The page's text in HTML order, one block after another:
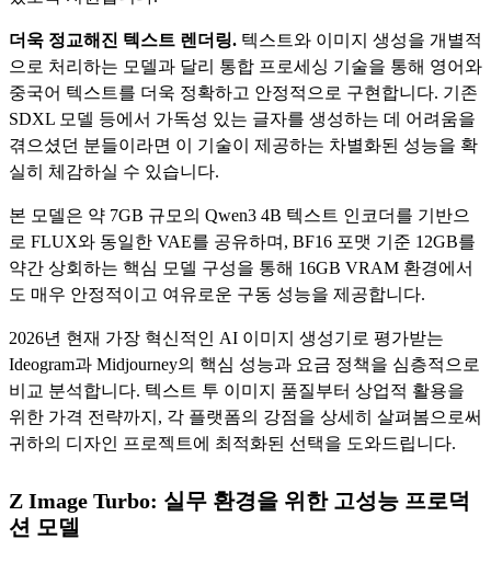
더욱 정교해진 텍스트 렌더링. 텍스트와 이미지 생성을 개별적
으로 처리하는 모델과 달리 통합 프로세싱 기술을 통해 영어와
중국어 텍스트를 더욱 정확하고 안정적으로 구현합니다. 기존
SDXL 모델 등에서 가독성 있는 글자를 생성하는 데 어려움을
겪으셨던 분들이라면 이 기술이 제공하는 차별화된 성능을 확
실히 체감하실 수 있습니다.
본 모델은 약 7GB 규모의 Qwen3 4B 텍스트 인코더를 기반으
로 FLUX와 동일한 VAE를 공유하며, BF16 포맷 기준 12GB를
약간 상회하는 핵심 모델 구성을 통해 16GB VRAM 환경에서
도 매우 안정적이고 여유로운 구동 성능을 제공합니다.
2026년 현재 가장 혁신적인 AI 이미지 생성기로 평가받는
Ideogram과 Midjourney의 핵심 성능과 요금 정책을 심층적으로
비교 분석합니다. 텍스트 투 이미지 품질부터 상업적 활용을
위한 가격 전략까지, 각 플랫폼의 강점을 상세히 살펴봄으로써
귀하의 디자인 프로젝트에 최적화된 선택을 도와드립니다.
Z Image Turbo: 실무 환경을 위한 고성능 프로덕
션 모델